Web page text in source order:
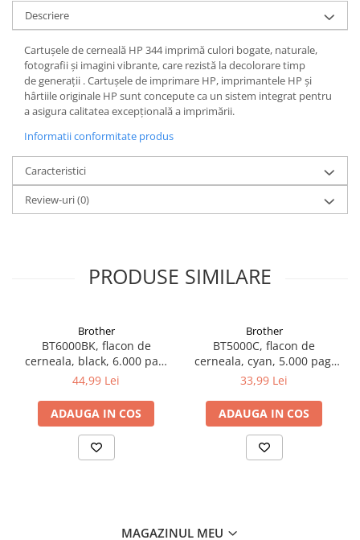
Descriere
Cartuşele de cerneală HP 344 imprimă culori bogate, naturale,
fotografii şi imagini vibrante, care rezistă la decolorare timp
de generaţii . Cartuşele de imprimare HP, imprimantele HP şi
hârtiile originale HP sunt concepute ca un sistem integrat pentru
a asigura calitatea excepţională a imprimării.
Informatii conformitate produs
Caracteristici
Review-uri(0)
PRODUSE SIMILARE
Brother
BT6000BK, flacon de
cerneala, black, 6.000 pag,
Ink Benefit DCP-
44,99 Lei
ADAUGA IN COS
Brother
BT5000C, flacon de
cerneala, cyan, 5.000 pag,
Ink Benefit DCP-
33,99 Lei
ADAUGA IN COS
MAGAZINUL MEU